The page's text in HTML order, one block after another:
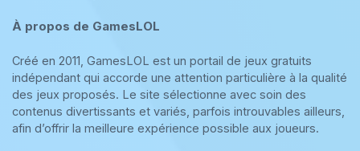
À propos de GamesLOL
Créé en 2011, GamesLOL est un portail de jeux gratuits
indépendant qui accorde une attention particulière à la qualité
des jeux proposés. Le site sélectionne avec soin des
contenus divertissants et variés, parfois introuvables ailleurs,
afin d’offrir la meilleure expérience possible aux joueurs.